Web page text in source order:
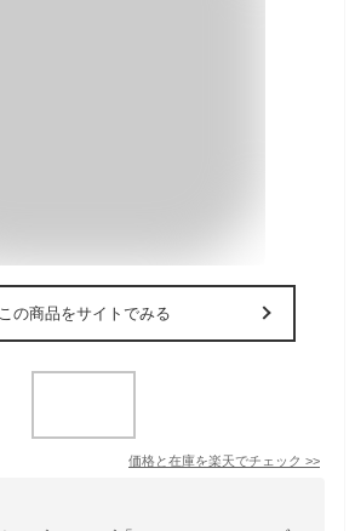
この商品をサイトでみる
価格と在庫を楽天でチェック >>